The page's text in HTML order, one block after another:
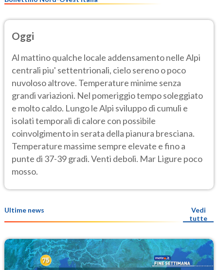
Oggi
Al mattino qualche locale addensamento nelle Alpi
centrali piu' settentrionali, cielo sereno o poco
nuvoloso altrove. Temperature minime senza
grandi variazioni. Nel pomeriggio tempo soleggiato
e molto caldo. Lungo le Alpi sviluppo di cumuli e
isolati temporali di calore con possibile
coinvolgimento in serata della pianura bresciana.
Temperature massime sempre elevate e fino a
punte di 37-39 gradi. Venti deboli. Mar Ligure poco
mosso.
Ultime news
Vedi
tutte